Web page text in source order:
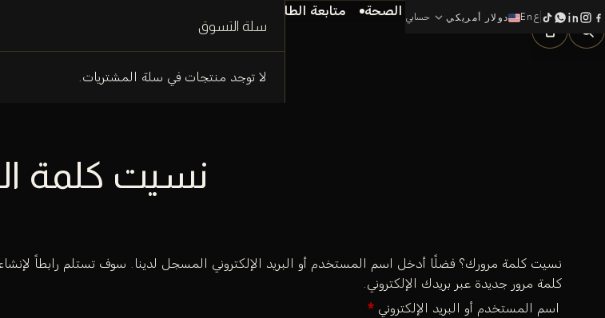
عEn دولار أمريكيexpand_more حسابي 0
الرئيسية الماركات الجمال و الصحة متابعة الطلب
سلة التسوق
لا توجد منتجات في سلة المشتريات.
نسيت كلمة
نسيت كلمة مرورك؟ فضلًا أدخل اسم المستخدم أو البريد الإلكتروني المسجل لدينا. سوف تستلم رابطاً
كلمة مرور جديدة عبر بريدك الإلكتروني.
اسم المستخدم أو البريد الإلكتروني *مطلوبة